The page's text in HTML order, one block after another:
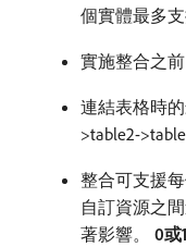
個實體最多支
實施整合之
連結表格時
>table2-
整合可支援
自訂資源之
著影響。 0或